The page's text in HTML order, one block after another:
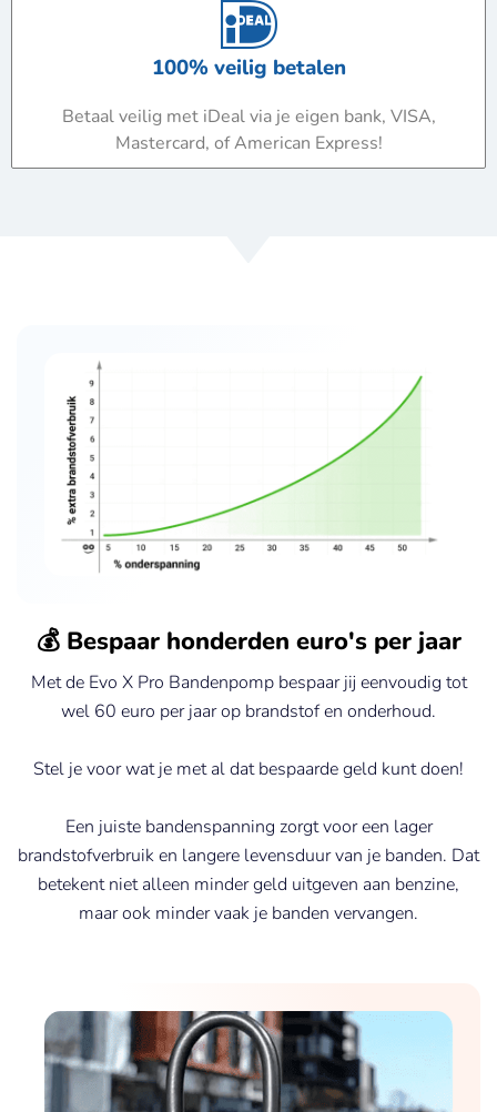
100% veilig betalen
Betaal veilig met iDeal via je eigen bank, VISA,
Mastercard, of American Express!
💰 Bespaar honderden euro's per jaar
Met de Evo X Pro Bandenpomp bespaar jij eenvoudig tot
wel 60 euro per jaar op brandstof en onderhoud.
Stel je voor wat je met al dat bespaarde geld kunt doen!
Een juiste bandenspanning zorgt voor een lager
brandstofverbruik en langere levensduur van je banden. Dat
betekent niet alleen minder geld uitgeven aan benzine,
maar ook minder vaak je banden vervangen.